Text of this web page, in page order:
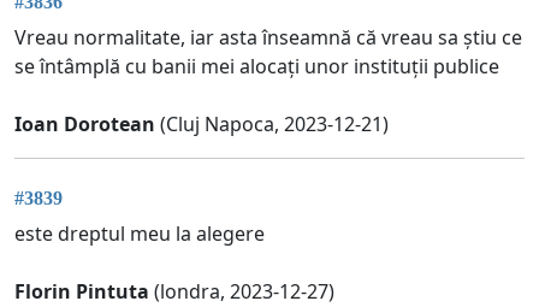
Vreau normalitate, iar asta înseamnă că vreau sa știu ce
se întâmplă cu banii mei alocați unor instituții publice
Ioan Dorotean (Cluj Napoca, 2023-12-21)
#3839
este dreptul meu la alegere
Florin Pintuta (londra, 2023-12-27)